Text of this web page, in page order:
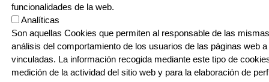
funcionalidades de la web.
Analíticas
Son aquellas Cookies que permiten al responsable de las
análisis del comportamiento de los usuarios de las páginas web
vinculadas. La información recogida mediante este tipo de
medición de la actividad del sitio web y para la elaboración de